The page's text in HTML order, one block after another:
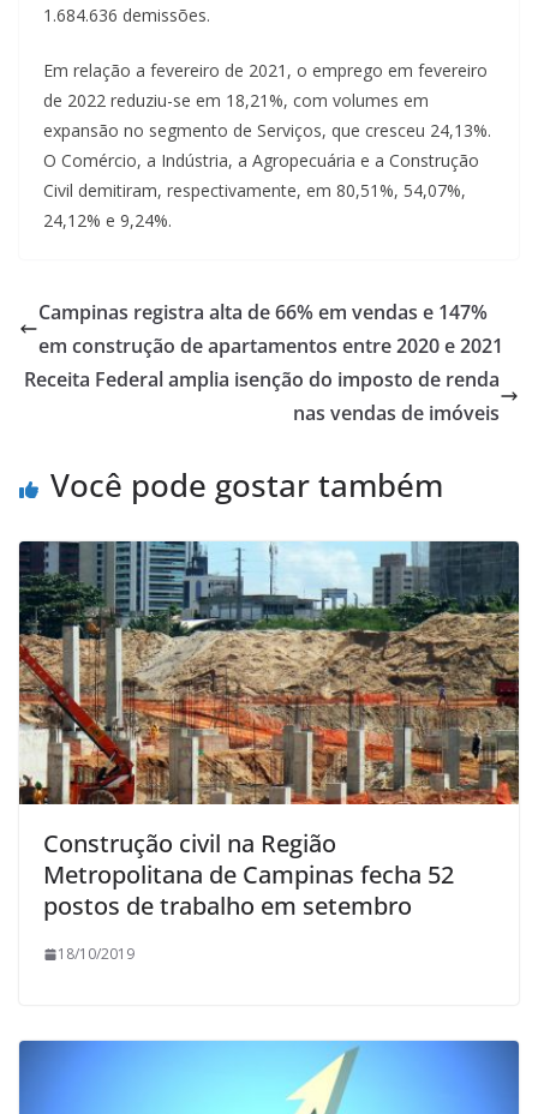
1.684.636 demissões.
Em relação a fevereiro de 2021, o emprego em fevereiro
de 2022 reduziu-se em 18,21%, com volumes em
expansão no segmento de Serviços, que cresceu 24,13%.
O Comércio, a Indústria, a Agropecuária e a Construção
Civil demitiram, respectivamente, em 80,51%, 54,07%,
24,12% e 9,24%.
Campinas registra alta de 66% em vendas e 147%
em construção de apartamentos entre 2020 e 2021
Receita Federal amplia isenção do imposto de renda
nas vendas de imóveis
Você pode gostar também
Construção civil na Região
Metropolitana de Campinas fecha 52
postos de trabalho em setembro
18/10/2019